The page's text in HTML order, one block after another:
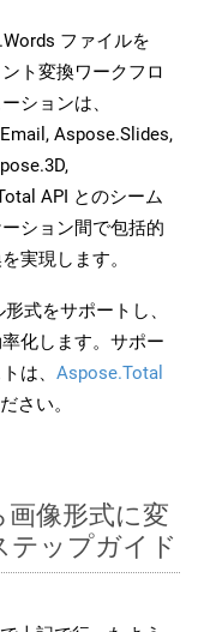
ファイルを
ト変換ワークフロ
ションは、
Aspose.Slides,
API とのシーム
ション間で包括的
実現します。
式をサポートし、
化します。サポー
は、 Aspose.Total
さい。
画像形式に変
ップガイド